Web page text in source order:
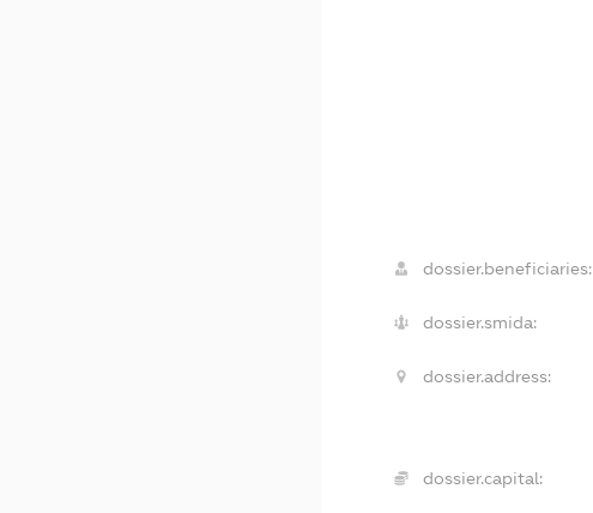
dossier.beneficiaries:
dossier.smida:
dossier.address:
dossier.capital: